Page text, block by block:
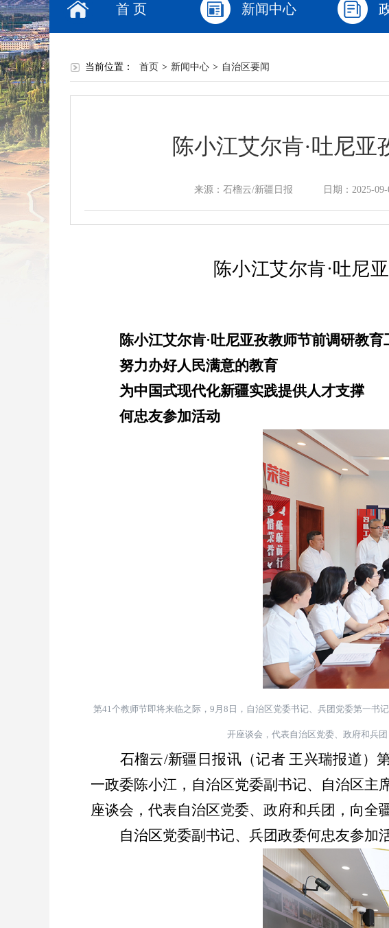
首 页 新闻中心
当前位置： 首页 > 新闻中心 > 自治区要闻
陈小江艾尔肯·吐尼
来源：石榴云/新疆日报 日期：2025-
陈小江艾尔肯·吐尼
陈小江艾尔肯·吐尼亚孜教师节前调研教
努力办好人民满意的教育
为中国式现代化新疆实践提供人才支撑
何忠友参加活动
第41个教师节即将来临之际， 9 月 8 日，自治区党委书记、兵团党委第一书
开座谈会，代表自治区党委、政府和兵
石榴云/新疆日报讯（记者 王兴瑞报道）
一政委陈小江，自治区党委副书记、自治区主
座谈会，代表自治区党委、政府和兵团，向全
自治区党委副书记、兵团政委何忠友参加活